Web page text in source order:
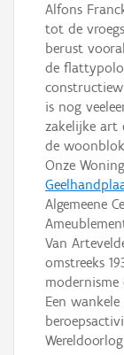
Alfons
tot de
berust
de
is nog
zakelijke art
de
Onze
Algemeene
Van
omstreeks
Een